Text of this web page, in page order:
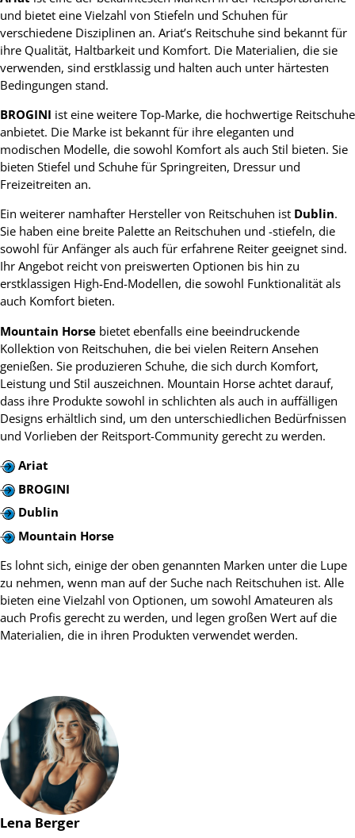
und bietet eine Vielzahl von Stiefeln und Schuhen für
verschiedene Disziplinen an. Ariat’s Reitschuhe sind bekannt für
ihre Qualität, Haltbarkeit und Komfort. Die Materialien, die sie
verwenden, sind erstklassig und halten auch unter härtesten
Bedingungen stand.
BROGINI ist eine weitere Top-Marke, die hochwertige Reitschuhe
anbietet. Die Marke ist bekannt für ihre eleganten und
modischen Modelle, die sowohl Komfort als auch Stil bieten. Sie
bieten Stiefel und Schuhe für Springreiten, Dressur und
Freizeitreiten an.
Ein weiterer namhafter Hersteller von Reitschuhen ist Dublin.
Sie haben eine breite Palette an Reitschuhen und -stiefeln, die
sowohl für Anfänger als auch für erfahrene Reiter geeignet sind.
Ihr Angebot reicht von preiswerten Optionen bis hin zu
erstklassigen High-End-Modellen, die sowohl Funktionalität als
auch Komfort bieten.
Mountain Horse bietet ebenfalls eine beeindruckende
Kollektion von Reitschuhen, die bei vielen Reitern Ansehen
genießen. Sie produzieren Schuhe, die sich durch Komfort,
Leistung und Stil auszeichnen. Mountain Horse achtet darauf,
dass ihre Produkte sowohl in schlichten als auch in auffälligen
Designs erhältlich sind, um den unterschiedlichen Bedürfnissen
und Vorlieben der Reitsport-Community gerecht zu werden.
Ariat
BROGINI
Dublin
Mountain Horse
Es lohnt sich, einige der oben genannten Marken unter die Lupe
zu nehmen, wenn man auf der Suche nach Reitschuhen ist. Alle
bieten eine Vielzahl von Optionen, um sowohl Amateuren als
auch Profis gerecht zu werden, und legen großen Wert auf die
Materialien, die in ihren Produkten verwendet werden.
Lena Berger